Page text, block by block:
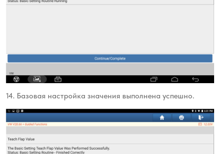
14. Базовая настройка значения выполнена успешно.